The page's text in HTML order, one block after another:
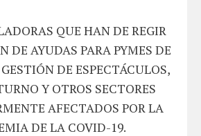
QUE HAN DE REGIR
DE AYUDAS PARA PYMES DE
DE ESPECTÁCULOS,
Y OTROS SECTORES
AFECTADOS POR LA
DE LA COVID-19.